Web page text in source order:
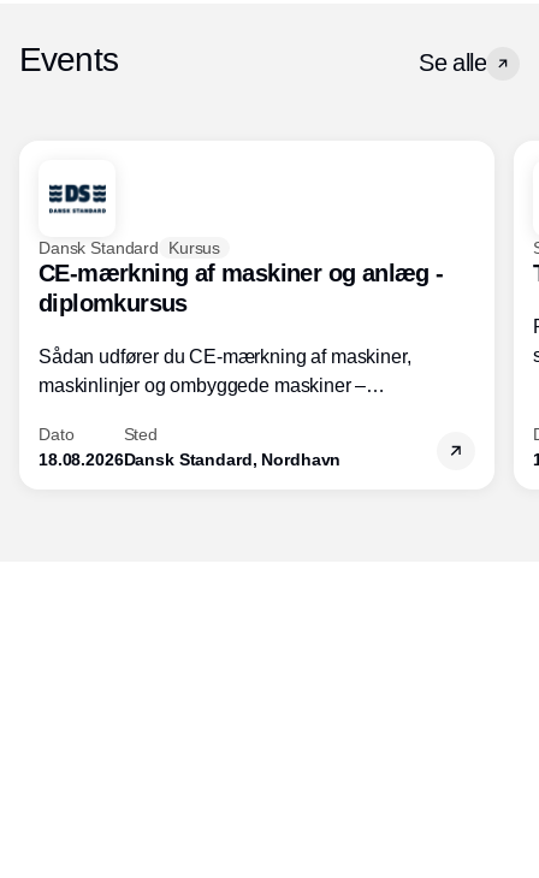
Events Se alle
Dansk Standard Kursus
CE-mærkning af maskiner og anlæg -
diplomkursus
Sådan udfører du CE-mærkning af maskiner,
maskinlinjer og ombyggede maskiner –
Dato
18.08.2026
Sted
Dansk Standard, Nordhavn